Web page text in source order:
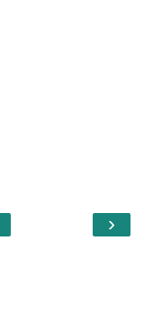
›